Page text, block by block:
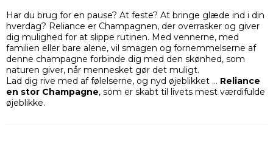
Har du brug for en pause? At feste? At bringe glæde ind i din
hverdag? Reliance er Champagnen, der overrasker og giver
dig mulighed for at slippe rutinen. Med vennerne, med
familien eller bare alene, vil smagen og fornemmelserne af
denne champagne forbinde dig med den skønhed, som
naturen giver, når mennesket gør det muligt.
Lad dig rive med af følelserne, og nyd øjeblikket … Reliance
en stor Champagne, som er skabt til livets mest værdifulde
øjeblikke.